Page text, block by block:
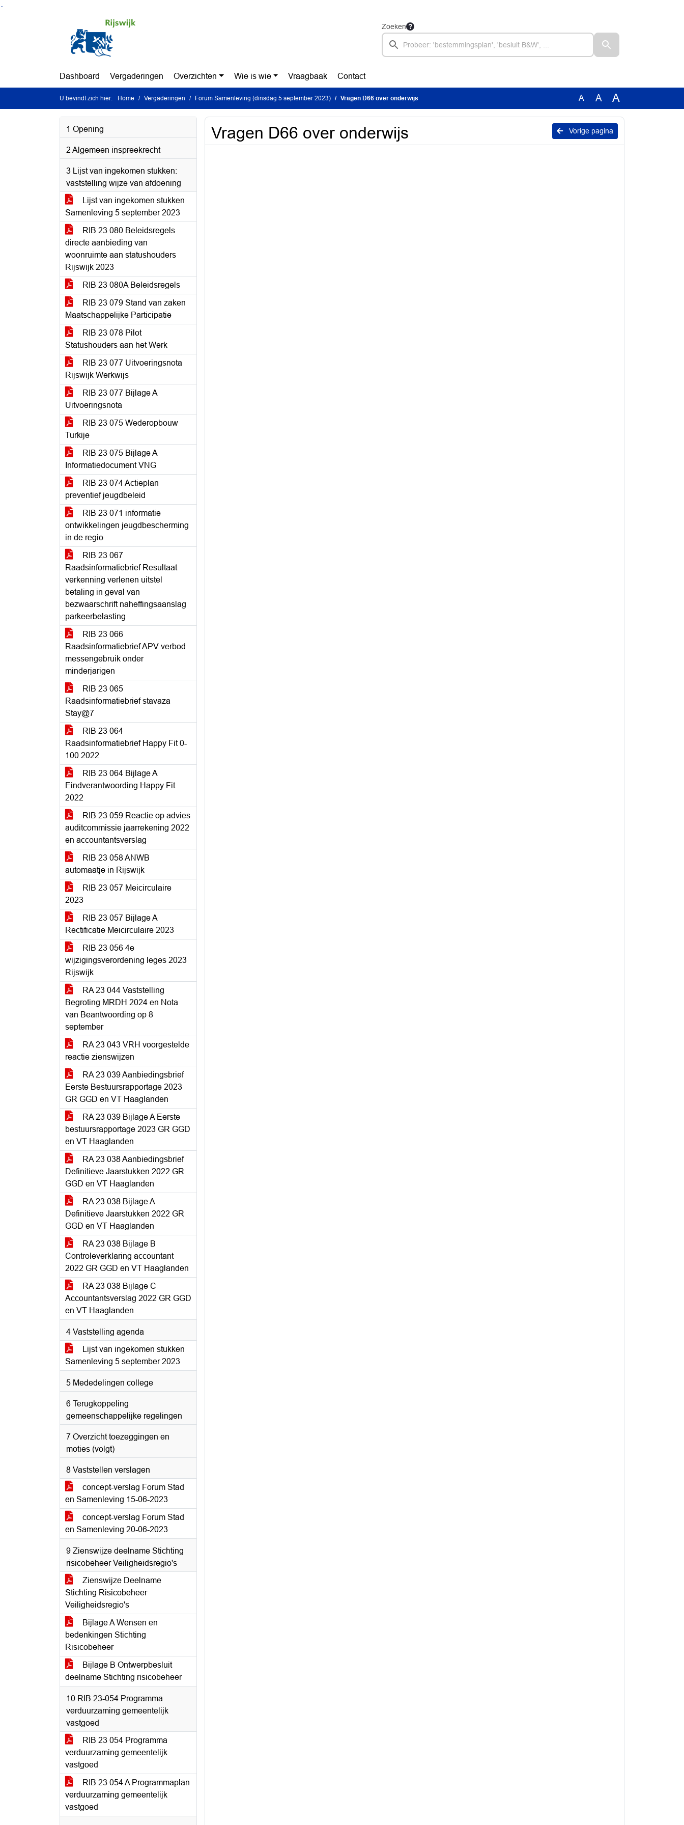
Zoeken
Dashboard Vergaderingen Overzichten Wie is wie Vraagbaak Contact
U bevindt zich hier: Home Vergaderingen Forum Samenleving (dinsdag 5 september 2023) Vragen D66 over onderwijs A A A
1 Opening
2 Algemeen inspreekrecht
3 Lijst van ingekomen stukken:
vaststelling wijze van afdoening
Lijst van ingekomen stukken
Samenleving 5 september 2023
RIB 23 080 Beleidsregels
directe aanbieding van
woonruimte aan statushouders
Rijswijk 2023
RIB 23 080A Beleidsregels
RIB 23 079 Stand van zaken
Maatschappelijke Participatie
RIB 23 078 Pilot
Statushouders aan het Werk
RIB 23 077 Uitvoeringsnota
Rijswijk Werkwijs
RIB 23 077 Bijlage A
Uitvoeringsnota
RIB 23 075 Wederopbouw
Turkije
RIB 23 075 Bijlage A
Informatiedocument VNG
RIB 23 074 Actieplan
preventief jeugdbeleid
RIB 23 071 informatie
ontwikkelingen jeugdbescherming
in de regio
RIB 23 067
Raadsinformatiebrief Resultaat
verkenning verlenen uitstel
betaling in geval van
bezwaarschrift naheffingsaanslag
parkeerbelasting
RIB 23 066
Raadsinformatiebrief APV verbod
messengebruik onder
minderjarigen
RIB 23 065
Raadsinformatiebrief stavaza
Stay@7
RIB 23 064
Raadsinformatiebrief Happy Fit 0-
100 2022
RIB 23 064 Bijlage A
Eindverantwoording Happy Fit
2022
RIB 23 059 Reactie op advies
auditcommissie jaarrekening 2022
en accountantsverslag
RIB 23 058 ANWB
automaatje in Rijswijk
RIB 23 057 Meicirculaire
2023
RIB 23 057 Bijlage A
Rectificatie Meicirculaire 2023
RIB 23 056 4e
wijzigingsverordening leges 2023
Rijswijk
RA 23 044 Vaststelling
Begroting MRDH 2024 en Nota
van Beantwoording op 8
september
RA 23 043 VRH voorgestelde
reactie zienswijzen
RA 23 039 Aanbiedingsbrief
Eerste Bestuursrapportage 2023
GR GGD en VT Haaglanden
RA 23 039 Bijlage A Eerste
bestuursrapportage 2023 GR GGD
en VT Haaglanden
RA 23 038 Aanbiedingsbrief
Definitieve Jaarstukken 2022 GR
GGD en VT Haaglanden
RA 23 038 Bijlage A
Definitieve Jaarstukken 2022 GR
GGD en VT Haaglanden
RA 23 038 Bijlage B
Controleverklaring accountant
2022 GR GGD en VT Haaglanden
RA 23 038 Bijlage C
Accountantsverslag 2022 GR GGD
en VT Haaglanden
4 Vaststelling agenda
Lijst van ingekomen stukken
Samenleving 5 september 2023
5 Mededelingen college
6 Terugkoppeling
gemeenschappelijke regelingen
7 Overzicht toezeggingen en
moties (volgt)
8 Vaststellen verslagen
concept-verslag Forum Stad
en Samenleving 15-06-2023
concept-verslag Forum Stad
en Samenleving 20-06-2023
9 Zienswijze deelname Stichting
risicobeheer Veiligheidsregio's
Zienswijze Deelname
Stichting Risicobeheer
Veiligheidsregio's
Bijlage A Wensen en
bedenkingen Stichting
Risicobeheer
Bijlage B Ontwerpbesluit
deelname Stichting risicobeheer
10 RIB 23-054 Programma
verduurzaming gemeentelijk
vastgoed
RIB 23 054 Programma
verduurzaming gemeentelijk
vastgoed
RIB 23 054 A Programmaplan
verduurzaming gemeentelijk
vastgoed
Vorige pagina
Vragen D66 over onderwijs